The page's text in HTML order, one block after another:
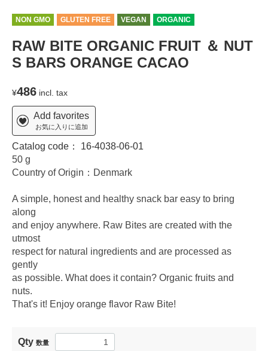
NON GMO GLUTEN FREE VEGAN ORGANIC
RAW BITE ORGANIC FRUIT ＆ NUT
S BARS ORANGE CACAO
¥486 incl. tax
Add favorites
お気に入りに追加
Catalog code： 16-4038-06-01
50 g
Country of Origin： Denmark
A simple, honest and healthy snack bar easy to bring
along
and enjoy anywhere. Raw Bites are created with the
utmost
respect for natural ingredients and are processed as
gently
as possible. What does it contain? Organic fruits and
nuts.
That's it! Enjoy orange flavor Raw Bite!
Qty 数量